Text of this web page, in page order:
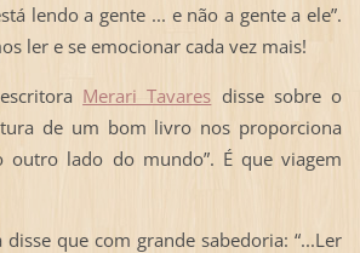
lendo a gente ... e não a gente a ele”.
ler e se emocionar cada vez mais!
Merari Tavares disse sobre o
de um bom livro nos proporciona
outro lado do mundo”. É que viagem
que com grande sabedoria: “...Ler